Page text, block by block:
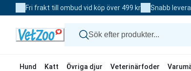
to
Fri frakt till ombud vid köp över 499 kr Snabb
Hund Katt Övriga djur Veterinärfoder